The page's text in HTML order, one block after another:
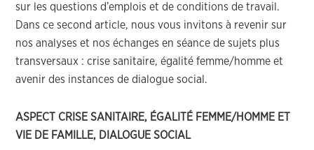
sur les questions d’emplois et de conditions de travail.
Dans ce second article, nous vous invitons à revenir sur
nos analyses et nos échanges en séance de sujets plus
transversaux : crise sanitaire, égalité femme/homme et
avenir des instances de dialogue social.
ASPECT CRISE SANITAIRE, ÉGALITÉ FEMME/HOMME ET
VIE DE FAMILLE, DIALOGUE SOCIAL